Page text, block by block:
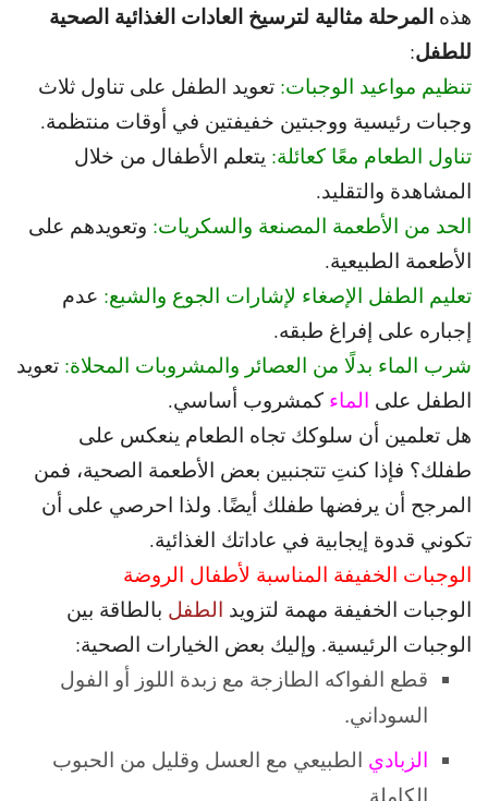
هذه المرحلة مثالية لترسيخ العادات الغذائية الصحية
للطفل:
تنظيم مواعيد الوجبات: تعويد الطفل على تناول ثلاث
وجبات رئيسية ووجبتين خفيفتين في أوقات منتظمة.
تناول الطعام معًا كعائلة: يتعلم الأطفال من خلال
المشاهدة والتقليد.
الحد من الأطعمة المصنعة والسكريات: وتعويدهم على
الأطعمة الطبيعية.
تعليم الطفل الإصغاء لإشارات الجوع والشبع: عدم
إجباره على إفراغ طبقه.
شرب الماء بدلًا من العصائر والمشروبات المحلاة: تعويد
الطفل على الماء كمشروب أساسي.
هل تعلمين أن سلوكك تجاه الطعام ينعكس على
طفلك؟ فإذا كنتِ تتجنبين بعض الأطعمة الصحية، فمن
المرجح أن يرفضها طفلك أيضًا. ولذا احرصي على أن
تكوني قدوة إيجابية في عاداتك الغذائية.
الوجبات الخفيفة المناسبة لأطفال الروضة
الوجبات الخفيفة مهمة لتزويد الطفل بالطاقة بين
الوجبات الرئيسية. وإليك بعض الخيارات الصحية:
قطع الفواكه الطازجة مع زبدة اللوز أو الفول
السوداني.
الزبادي الطبيعي مع العسل وقليل من الحبوب
الكاملة.